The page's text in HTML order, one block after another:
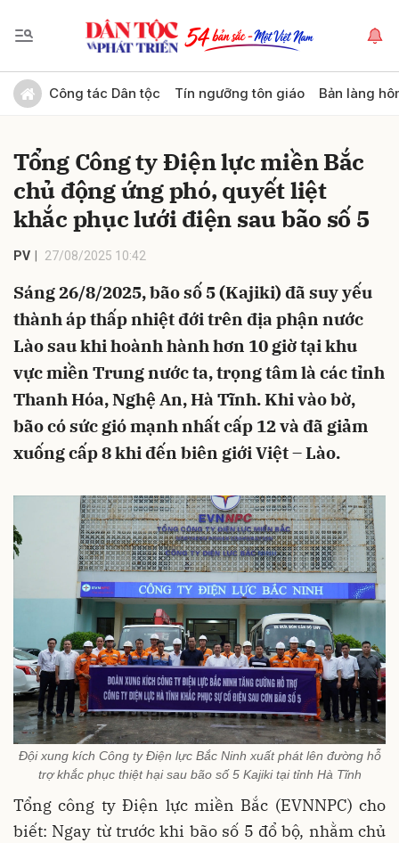
Công tác Dân tộc Tín ngưỡng tôn giáo Bản làng
Tổng Công ty Điện lực miền Bắc
chủ động ứng phó, quyết liệt
khắc phục lưới điện sau bão số 5
PV 27/08/2025 10:42
Sáng 26/8/2025, bão số 5 (Kajiki) đã suy yếu
thành áp thấp nhiệt đới trên địa phận nước
Lào sau khi hoành hành hơn 10 giờ tại khu
vực miền Trung nước ta, trọng tâm là các tỉnh
Thanh Hóa, Nghệ An, Hà Tĩnh. Khi vào bờ,
bão có sức gió mạnh nhất cấp 12 và đã giảm
xuống cấp 8 khi đến biên giới Việt – Lào.
Đội xung kích Công ty Điện lực Bắc Ninh xuất phát lên đường hỗ
trợ khắc phục thiệt hại sau bão số 5 Kajiki tại tỉnh Hà Tĩnh
Tổng công ty Điện lực miền Bắc (EVNNPC) cho
biết: Ngay từ trước khi bão số 5 đổ bộ, nhằm chủ
Gửi bình luận